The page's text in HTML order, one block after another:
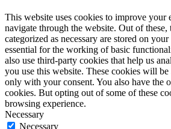
This website uses cookies to improve your
navigate through the website. Out of these,
categorized as necessary are stored on
essential for the working of basic
also use third-party cookies that help us
you use this website. These cookies will
only with your consent. You also have the
cookies. But opting out of some of these
browsing experience.
Necessary
Necessary